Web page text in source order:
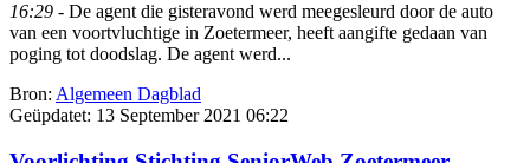
16:29 - De agent die gisteravond werd meegesleurd door de auto
van een voortvluchtige in Zoetermeer, heeft aangifte gedaan van
poging tot doodslag. De agent werd...
Bron: Algemeen Dagblad
Geüpdatet: 13 September 2021 06:22